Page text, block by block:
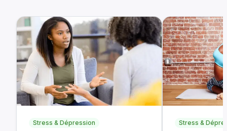
Stress & Dépression Stress &